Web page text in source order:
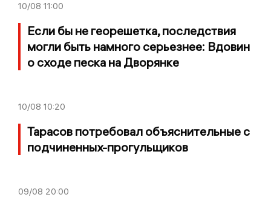
10/08 11:00
Если бы не георешетка, последствия
могли быть намного серьезнее: Вдовин
о сходе песка на Дворянке
10/08 10:20
Тарасов потребовал объяснительные с
подчиненных-прогульщиков
09/08 20:00